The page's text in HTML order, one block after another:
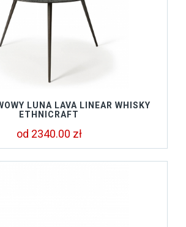
LUNA LAVA LINEAR WHISKY
ETHNICRAFT
od 2340.00 zł